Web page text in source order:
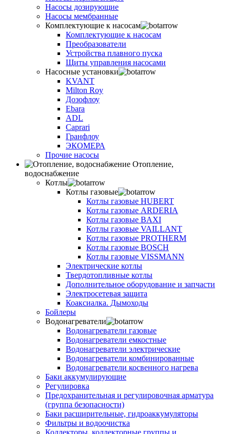
Насосы дозирующие
Насосы мембранные
Комплектующие к насосам
Комплектующие к насосам
Преобразователи
Устройства плавного пуска
Щиты управления насосами
Насосные установки
KVANT
Milton Roy
Дозофлоу
Ebara
ADL
Caprari
Гранфлоу
ЭКОМЕРА
Прочие насосы
Отопление,
водоснабжение
Котлы
Котлы газовые
Котлы газовые HUBERT
Котлы газовые ARDERIA
Котлы газовые BAXI
Котлы газовые VAILLANT
Котлы газовые PROTHERM
Котлы газовые BOSCH
Котлы газовые VISSMANN
Электрические котлы
Твердотопливные котлы
Дополнительное оборудование и запчасти
Электросетевая защита
Коаксиалка. Дымоходы
Бойлеры
Водонагреватели
Водонагреватели газовые
Водонагреватели емкостные
Водонагреватели электрические
Водонагреватели комбинированные
Водонагреватели косвенного нагрева
Баки аккумулирующие
Регулировка
Предохранительная и регулировочная арматура
(группа безопасности)
Баки расширительные, гидроаккумуляторы
Фильтры и водоочистка
Коллекторы, коллекторные группы и